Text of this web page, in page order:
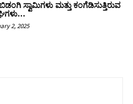
ಸ್ವಾಮಿಗಳು ಮತ್ತು ಕಂಗೆಡಿಸುತ್ತಿರುವ
2, 2025